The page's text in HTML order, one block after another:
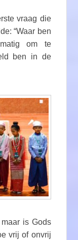
vraag die
“Waar ben
om te
ben in de
is Gods
vrij of onvrij